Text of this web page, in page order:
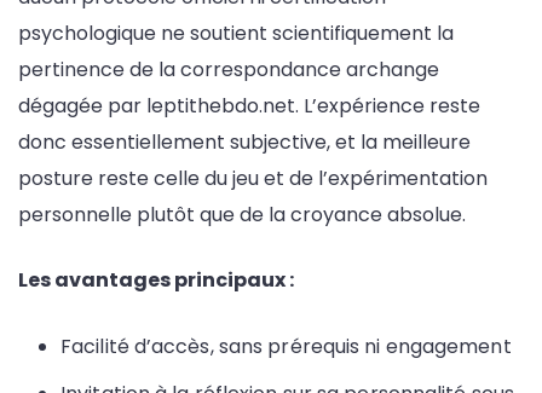
psychologique ne soutient scientifiquement la
pertinence de la correspondance archange
dégagée par leptithebdo.net. L’expérience reste
donc essentiellement subjective, et la meilleure
posture reste celle du jeu et de l’expérimentation
personnelle plutôt que de la croyance absolue.
Les avantages principaux :
Facilité d’accès, sans prérequis ni engagement